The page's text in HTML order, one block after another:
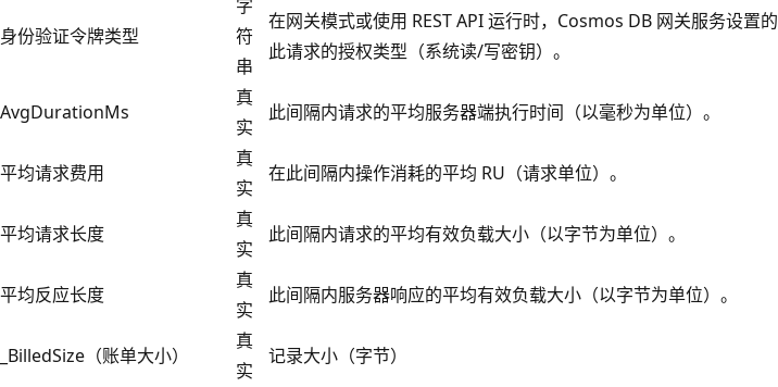
身份验证令牌类型
字
符
串
在网关模式或使用 REST API 运行时，Cosmos DB 网关服务设置的
此请求的授权类型（系统读/写密钥）。
AvgDurationMs
真
实
此间隔内请求的平均服务器端执行时间（以毫秒为单位）。
平均请求费用
真
实
在此间隔内操作消耗的平均 RU（请求单位）。
平均请求长度
真
实
此间隔内请求的平均有效负载大小（以字节为单位）。
平均反应长度
真
实
此间隔内服务器响应的平均有效负载大小（以字节为单位）。
_BilledSize（账单大小）
真
实
记录大小（字节）